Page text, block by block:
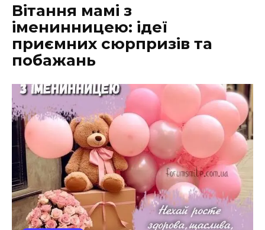
Вітання мамі з
іменинницею: ідеї
приємних сюрпризів та
побажань